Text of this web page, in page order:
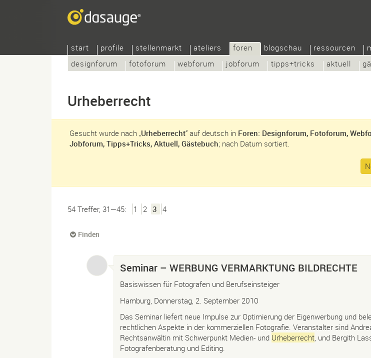
start profile stellenmarkt ateliers
foren
designforum
fotoforum webforum jobforum tipps+tricks aktuell
blogschau ressourcen
Urheberrecht
Gesucht wurde nach „Urheberrecht“ auf deutsch in Foren: Designforum, Fotoforum,
Jobforum, Tipps+Tricks, Aktuell, Gästebuch; nach Datum sortiert.
54 Treffer, 31—45: 1 2 3 4
Finden
Seminar – WERBUNG VERMARKTUNG BILDRECHTE
Basiswissen für Fotografen und Berufseinsteiger
Hamburg, Donnerstag, 2. September 2010
Das Seminar liefert neue Impulse zur Optimierung der Eigenwerbung und
rechtlichen Aspekte in der kommerziellen Fotografie. Veranstalter sind
Rechtsanwältin mit Schwerpunkt Medien- und Urheberrecht , und Bergith
Fotografenberatung und Editing.